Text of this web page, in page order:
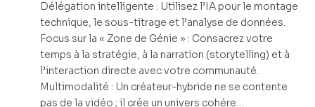
Délégation intelligente : Utilisez l’IA pour le montage
technique, le sous-titrage et l’analyse de données.
Focus sur la « Zone de Génie » : Consacrez votre
temps à la stratégie, à la narration (storytelling) et à
l’interaction directe avec votre communauté.
Multimodalité : Un créateur-hybride ne se contente
pas de la vidéo ; il crée un univers cohére…